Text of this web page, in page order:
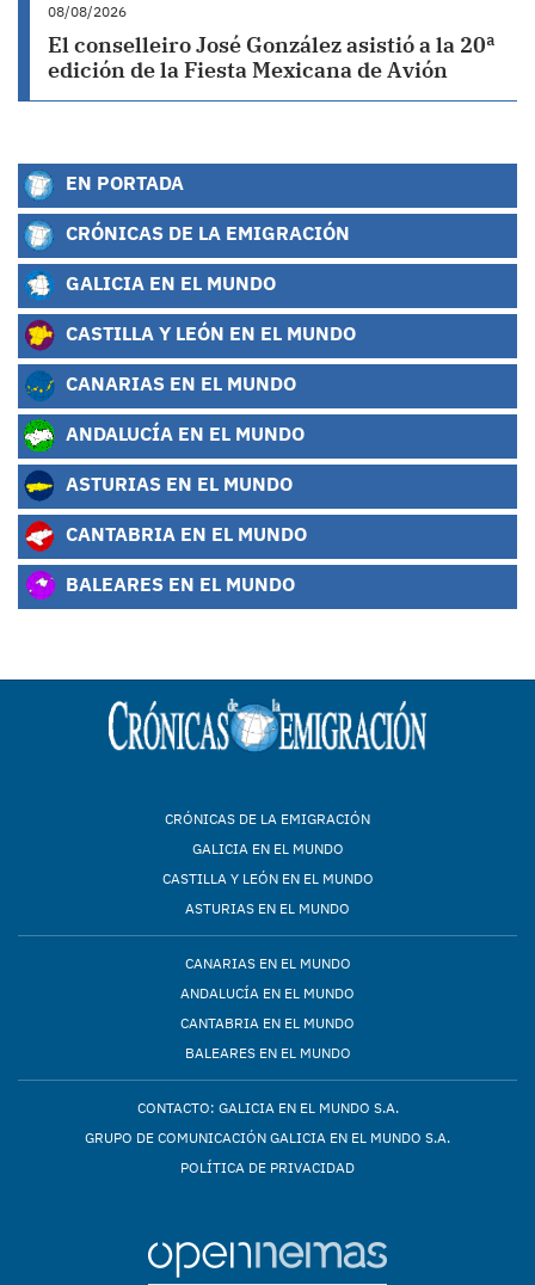
08/08/2026
El conselleiro José González asistió a la 20ª
edición de la Fiesta Mexicana de Avión
EN PORTADA
CRÓNICAS DE LA EMIGRACIÓN
GALICIA EN EL MUNDO
CASTILLA Y LEÓN EN EL MUNDO
CANARIAS EN EL MUNDO
ANDALUCÍA EN EL MUNDO
ASTURIAS EN EL MUNDO
CANTABRIA EN EL MUNDO
BALEARES EN EL MUNDO
CRÓNICAS DE LA EMIGRACIÓN
GALICIA EN EL MUNDO
CASTILLA Y LEÓN EN EL MUNDO
ASTURIAS EN EL MUNDO
CANARIAS EN EL MUNDO
ANDALUCÍA EN EL MUNDO
CANTABRIA EN EL MUNDO
BALEARES EN EL MUNDO
CONTACTO: GALICIA EN EL MUNDO S.A.
GRUPO DE COMUNICACIÓN GALICIA EN EL MUNDO S.A.
POLÍTICA DE PRIVACIDAD